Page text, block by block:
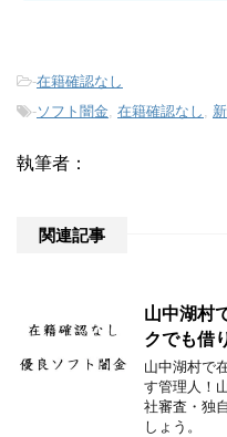
-在籍確認なし
-ソフト闇金, 在籍確認なし ,
執筆者：
関連記事
山中湖村
クでも借
山中湖村で
す管理人！
社審査・独
しょう。